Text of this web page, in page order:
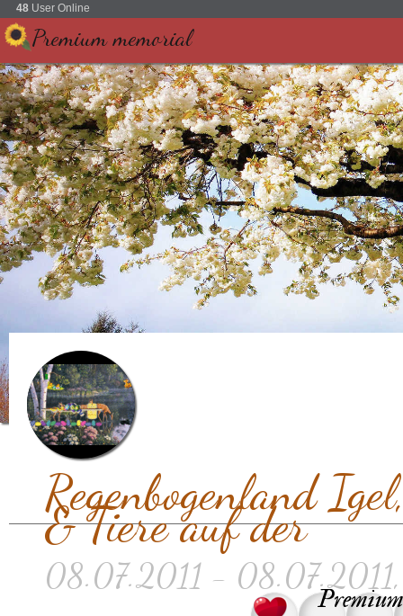
48 User Online
Premium memorial
Regenbogenland
& Tiere auf der
08.07.2011 - 08.07.2011,